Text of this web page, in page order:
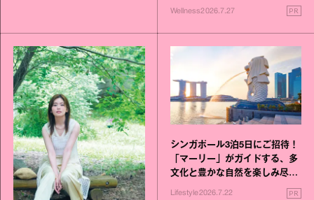
いこと毎日》シリーズが誕生
Wellness2026.7.27 PR
シンガポール3泊5日にご招待！
「マーリー」がガイドする、多
文化と豊かな自然を楽しみ尽く
Lifestyle2026.7.22 PR